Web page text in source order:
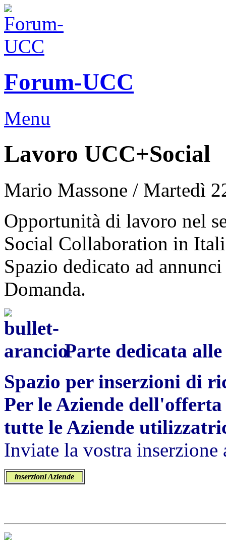
Forum-UCC
Menu
Lavoro UCC+Social
Mario Massone / Martedì
Opportunità di lavoro nel
Social Collaboration in
Spazio dedicato ad
Domanda.
Parte dedicata
Spazio per inserzioni di
Per le Aziende
tutte le Aziende
Inviate la vostra
inserzioni Aziende